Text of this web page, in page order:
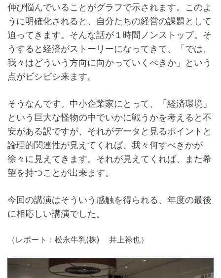
伸び悩んでいることがグラフで示されます。このよ
うに明確化されると、自分たちの経営の課題として
迫ってきます。そんな話が１時間ノンストップ。そ
うすると経済がストーリーになってきて、「では、
我々はどういう方向に向かっていくべきか」という
点がビシビシ来ます。
そうなんです。中小企業家にとって、「経済環境」
という巨大な怪物の中でいかに戦うかを考えると不
安がある訳ですが、それがデータと見るポイントと
論理的関連性が見えてくれば、我々何すべきかが
徐々に見えてきます。それが見えてくれば、また希
望を持つことが出来ます。
今回の講演はそういう感触を得られる、年度の最後
に相応しい講演でした。
（レポート：松永牛乳(株) 井上禄也）